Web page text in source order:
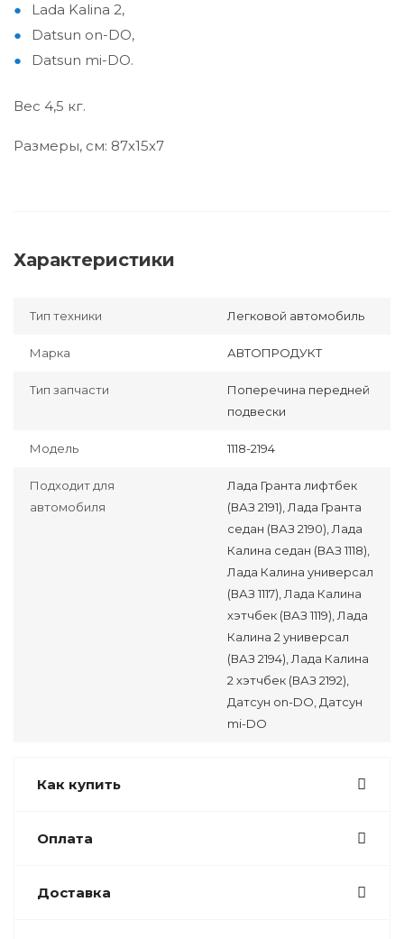
Lada Kalina 2,
Datsun on-DO,
Datsun mi-DO.
Вес 4,5 кг.
Размеры, см: 87х15х7
Характеристики
Тип техники Легковой автомобиль
Марка АВТОПРОДУКТ
Тип запчасти
Поперечина передней
подвески
Модель 1118-2194
Подходит для
автомобиля
Лада Гранта лифтбек
(ВАЗ 2191), Лада Гранта
седан (ВАЗ 2190), Лада
Калина седан (ВАЗ 1118),
Лада Калина универсал
(ВАЗ 1117), Лада Калина
хэтчбек (ВАЗ 1119), Лада
Калина 2 универсал
(ВАЗ 2194), Лада Калина
2 хэтчбек (ВАЗ 2192),
Датсун on-DO, Датсун
mi-DO
Как купить
Оплата
Доставка